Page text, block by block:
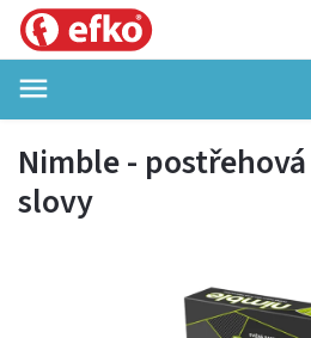
Nimble -
slovy